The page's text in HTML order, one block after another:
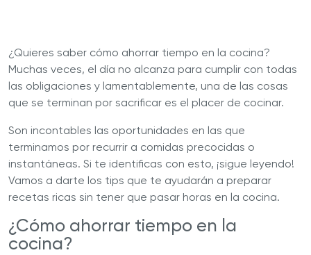
¿Quieres saber cómo ahorrar tiempo en la cocina?
Muchas veces, el día no alcanza para cumplir con todas
las obligaciones y lamentablemente, una de las cosas
que se terminan por sacrificar es el placer de cocinar.
Son incontables las oportunidades en las que
terminamos por recurrir a comidas precocidas o
instantáneas. Si te identificas con esto, ¡sigue leyendo!
Vamos a darte los tips que te ayudarán a preparar
recetas ricas sin tener que pasar horas en la cocina.
¿Cómo ahorrar tiempo en la
cocina?